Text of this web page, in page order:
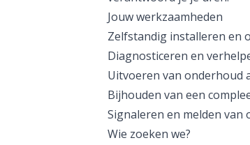
Jouw werkzaamheden
Zelfstandig installeren en
Diagnosticeren en
Uitvoeren van onderhoud
Bijhouden van een
Signaleren en melden van
Wie zoeken we?